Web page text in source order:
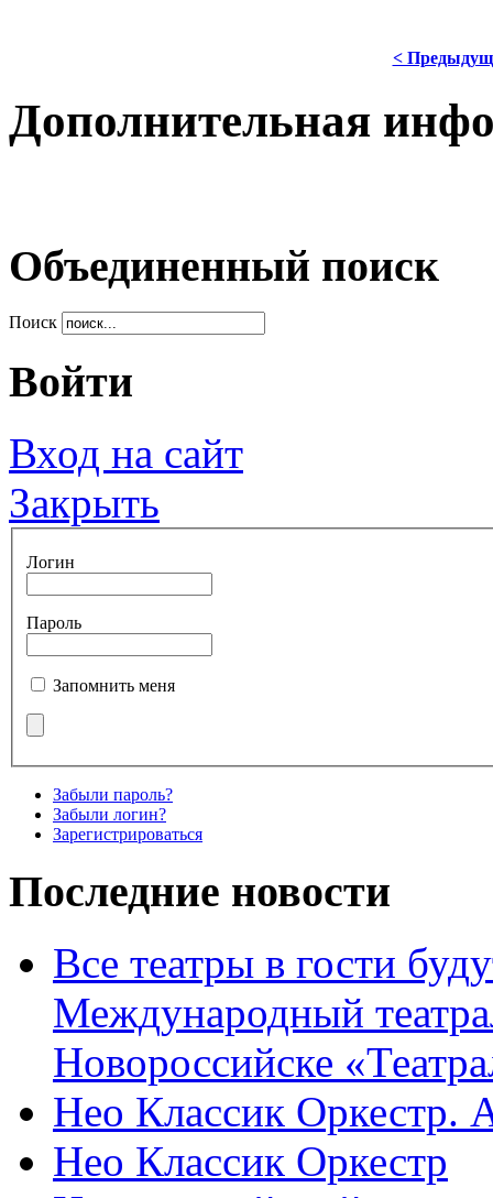
<
Дополнительная
Объединенный поиск
Поиск
Войти
Вход на сайт
Закрыть
Логин
Пароль
Запомнить меня
Забыли пароль?
Забыли логин?
Зарегистрироваться
Последние новости
Все театры в гости
Международный
Новороссийске
Нео Классик Оркестр.
Нео Классик Оркестр